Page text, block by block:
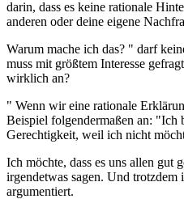
darin, dass es keine rationale
anderen oder deine eigene
Warum mache ich das? " darf
muss mit größtem Interesse
wirklich an?
" Wenn wir eine rationale
Beispiel folgendermaßen an: "Ich
Gerechtigkeit, weil ich nicht
Ich möchte, dass es uns allen gut
irgendetwas sagen. Und trotzdem
argumentiert.